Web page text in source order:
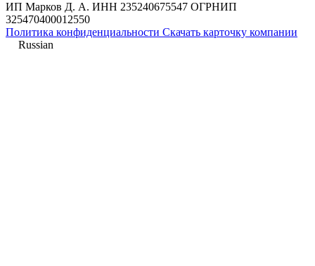
ИП Марков Д. А. ИНН 235240675547 ОГРНИП
325470400012550
Политика конфиденциальности Скачать карточку компании
Russian